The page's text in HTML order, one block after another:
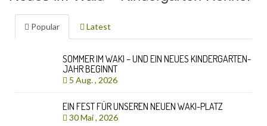
Popular Latest
SOMMER IM WAKI – UND EIN NEUES KINDERGARTEN-
JAHR BEGINNT
5 Aug. , 2026
EIN FEST FÜR UNSEREN NEUEN WAKI-PLATZ
30 Mai , 2026